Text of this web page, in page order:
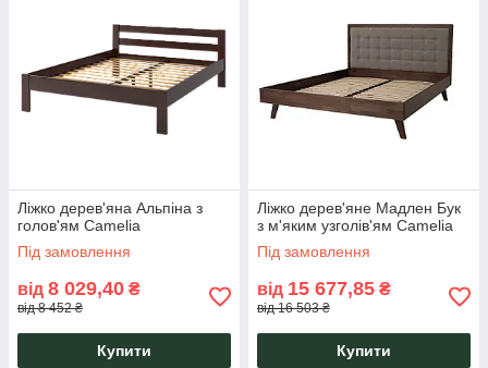
Ліжко дерев'яна Альпіна з
голов'ям Camelia
Під замовлення
від 8 029,40 ₴
від 8 452 ₴
Купити
Ліжко дерев'яне Мадлен Бук
з м'яким узголів'ям Camelia
Під замовлення
від 15 677,85 ₴
від 16 503 ₴
Купити